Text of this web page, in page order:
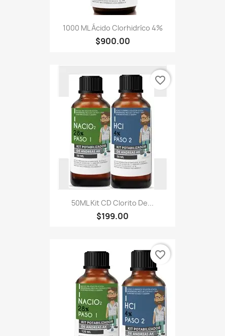
1000 ML Ácido Clorhidríco 4%
$900.00
50ML Kit CD Clorito De...
$199.00
favorite_border
favorite_border